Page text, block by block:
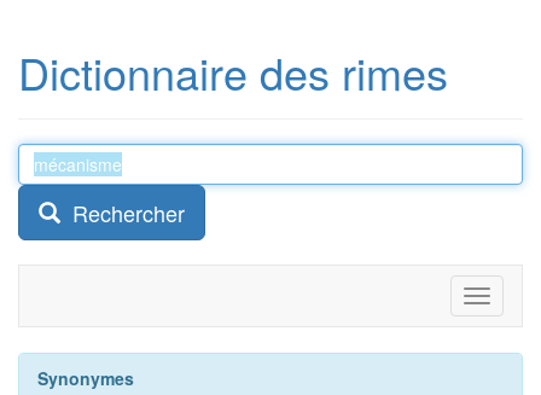
Dictionnaire des rimes
Rechercher
Toggle
Synonymes